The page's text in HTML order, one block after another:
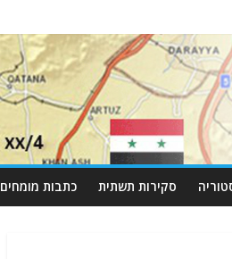
סקירות תשתית כתבות מומחים